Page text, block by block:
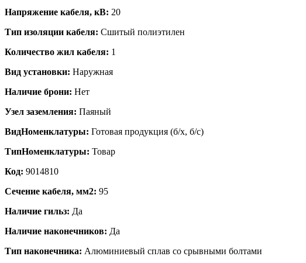
Напряжение кабеля, кВ: 20
Тип изоляции кабеля: Сшитый полиэтилен
Количество жил кабеля: 1
Вид установки: Наружная
Наличие брони: Нет
Узел заземления: Паяный
ВидНоменклатуры: Готовая продукция (б/х, б/с)
ТипНоменклатуры: Товар
Код: 9014810
Сечение кабеля, мм2: 95
Наличие гильз: Да
Наличие наконечников: Да
Тип наконечника: Алюминиевый сплав со срывными болтами